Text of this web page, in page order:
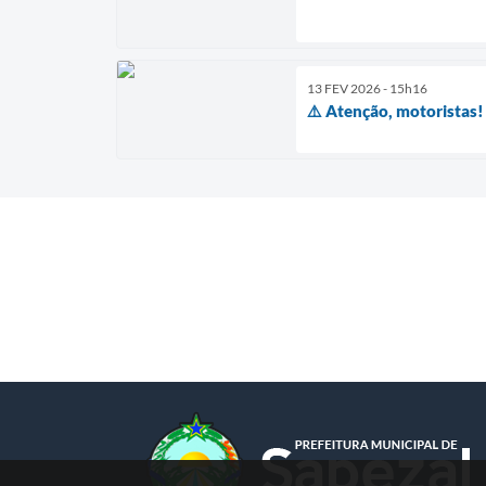
13 FEV 2026 - 15h16
⚠️ Atenção, motoristas!